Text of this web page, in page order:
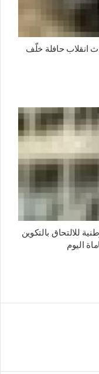
انقلاب حافلة خلّف
للالتحاق بالتكوين
اليوم